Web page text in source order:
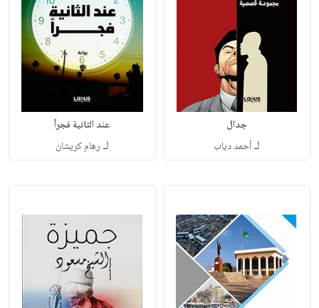
جدال
لـأحمد دياب
عند الثانية فجراً
لـ رهام كريشان